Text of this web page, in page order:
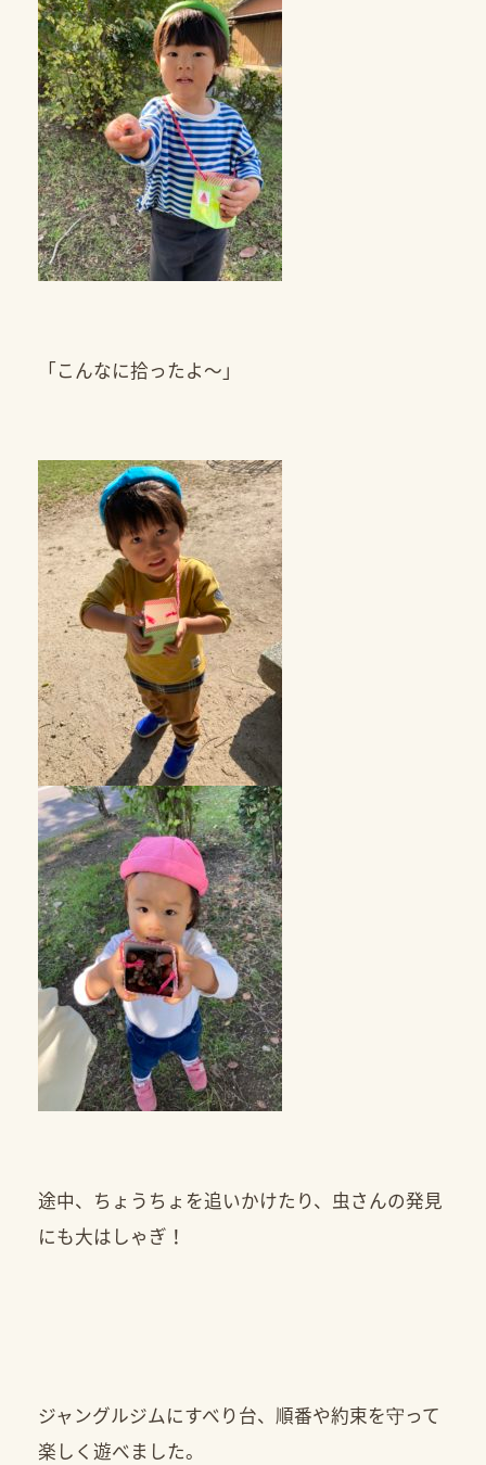
「こんなに拾ったよ～」
途中、ちょうちょを追いかけたり、虫さんの発見
にも大はしゃぎ！
ジャングルジムにすべり台、順番や約束を守って
楽しく遊べました。